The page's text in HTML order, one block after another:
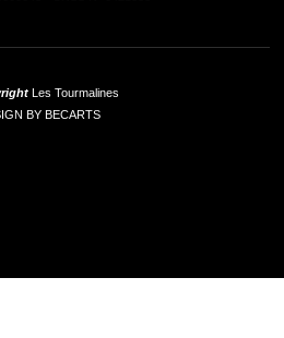
Les Tourmalines
BY BECARTS